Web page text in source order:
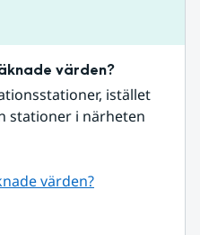
värden?
istället
stationer i närheten
värden?